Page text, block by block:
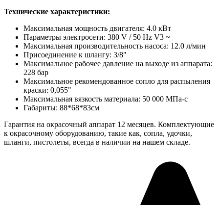
Технические характеристики:
Максимальная мощность двигателя: 4.0 кВт
Параметры электросети: 380 V / 50 Hz V3 ~
Максимальная производительность насоса: 12.0 л/мин
Присоединение к шлангу: 3/8"
Максимальное рабочее давление на выходе из аппарата:
228 бар
Максимальное рекомендованное сопло для распыления
краски: 0,055"
Максимальная вязкость материала: 50 000 МПа-с
Габариты: 88*68*83см
Гарантия на окрасочный аппарат 12 месяцев. Комплектующие
к окрасочному оборудованию, такие как, сопла, удочки,
шланги, пистолеты, всегда в наличии на нашем складе.